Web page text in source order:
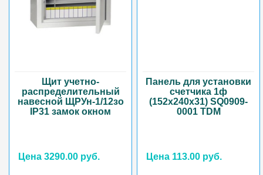
Щит учетно-
распределительный
навесной ЩРУн-1/12зо
IP31 замок окном
Цена 3290.00 руб.
Панель для установки
счетчика 1ф
(152х240х31) SQ0909-
0001 TDM
Цена 113.00 руб.